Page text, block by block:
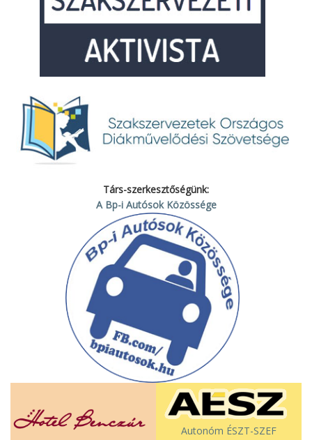
Társ-szerkesztőségünk:
A Bp-i Autósok Közössége
Autonóm ÉSZT-SZEF